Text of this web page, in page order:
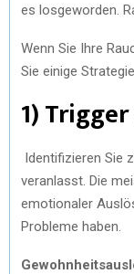
es losgeworden.
Wenn Sie Ihre
Sie einige
1)
Identifizieren Sie
veranlasst. Die
emotionaler
Probleme haben.